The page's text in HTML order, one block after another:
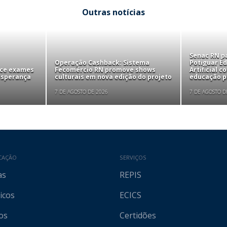
Outras notícias
exames
Operação Cashback: Sistema
Fecomércio RN promove shows
culturais em nova edição do projeto
7 DE AGOSTO DE 2026
Senac RN
Potiguar
Artificial
educação
7 DE AGOSTO
SERVIÇOS
REPIS
ECICS
Certidões